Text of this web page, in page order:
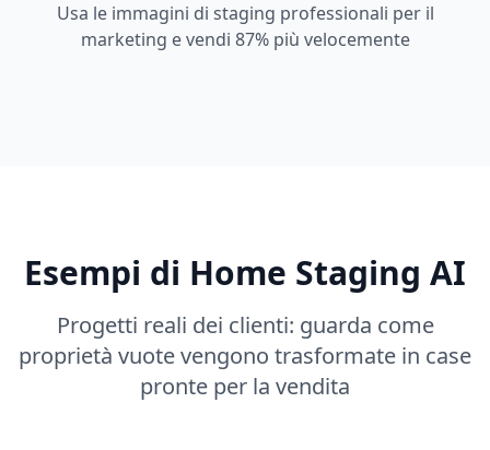
Usa le immagini di staging professionali per il
marketing e vendi 87% più velocemente
Esempi di Home Staging AI
Progetti reali dei clienti: guarda come
proprietà vuote vengono trasformate in case
pronte per la vendita